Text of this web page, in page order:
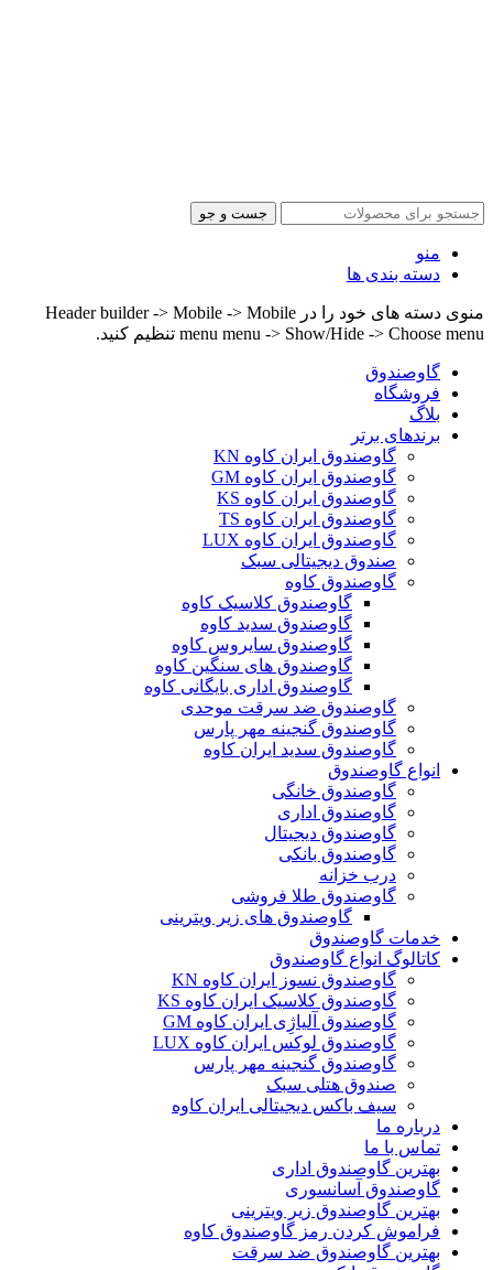
جست و جو
منو
دسته بندی ها
منوی دسته های خود را در Header builder -> Mobile -> Mobile
menu menu -> Show/Hide -> Choose menu تنظیم کنید.
گاوصندوق
فروشگاه
بلاگ
برندهای برتر
گاوصندوق ایران کاوه KN
گاوصندوق ایران کاوه GM
گاوصندوق ایران کاوه KS
گاوصندوق ایران کاوه TS
گاوصندوق ایران کاوه LUX
صندوق دیجیتالی سبک
گاوصندوق کاوه
گاوصندوق کلاسیک کاوه
گاوصندوق سدید کاوه
گاوصندوق سایروس کاوه
گاوصندوق های سنگین کاوه
گاوصندوق اداری بایگانی کاوه
گاوصندوق ضد سرقت موحدی
گاوصندوق گنجینه مهر پارس
گاوصندوق سدید ایران کاوه
انواع گاوصندوق
گاوصندوق خانگی
گاوصندوق اداری
گاوصندوق دیجیتال
گاوصندوق بانکی
درب خزانه
گاوصندوق طلا فروشی
گاوصندوق های زیر ویترینی
خدمات گاوصندوق
کاتالوگ انواع گاوصندوق
گاوصندوق نسوز ایران کاوه KN
گاوصندوق کلاسیک ایران کاوه KS
گاوصندوق آلیاژِی ایران کاوه GM
گاوصندوق لوکس ایران کاوه LUX
گاوصندوق گنجینه مهر پارس
صندوق هتلی سبک
سیف باکس دیجیتالی ایران کاوه
درباره ما
تماس با ما
بهترین گاوصندوق اداری
گاوصندوق آسانسوری
بهترین گاوصندوق زیر ویترینی
فراموش کردن رمز گاوصندوق کاوه
بهترین گاوصندوق ضد سرقت